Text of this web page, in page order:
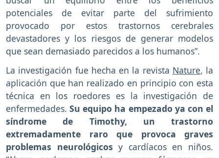
potenciales de evitar parte del sufrimiento
provocado por estos trastornos cerebrales
devastadores y los riesgos de generar modelos
que sean demasiado parecidos a los humanos”.
La investigación fue hecha en la revista Nature, la
aplicación que han realizado en principio con esta
técnica en los roedores es la investigación de
enfermedades.Su equipo ha empezado ya con el
síndrome de Timothy, un trastorno
extremadamente raro que provoca graves
problemas neurológicosy cardíacos en niños.